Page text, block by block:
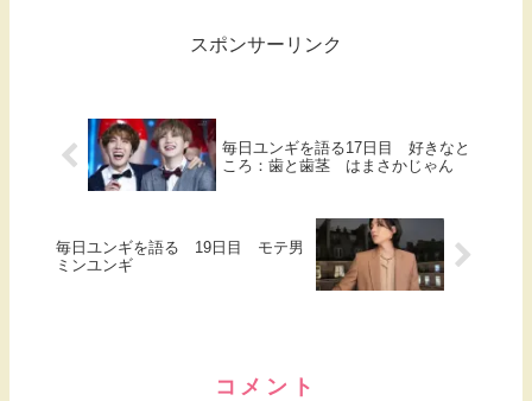
スポンサーリンク
毎日ユンギを語る17日目 好きなと
ころ：歯と歯茎 はまさかじゃん
毎日ユンギを語る 19日目 モテ男
ミンユンギ
コメント